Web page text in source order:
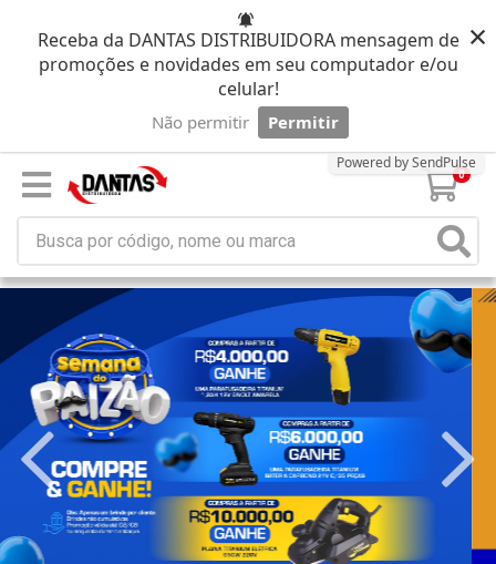
Receba da DANTAS DISTRIBUIDORA mensagem de
promoções e novidades em seu computador e/ou
celular!
Não permitir Permitir
Powered by SendPulse
×
0